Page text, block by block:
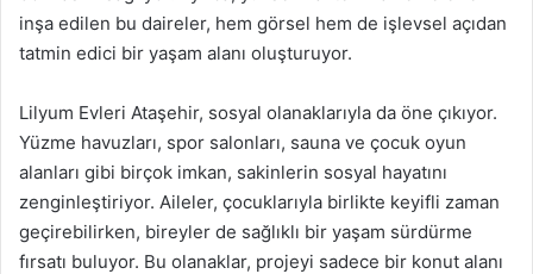
inşa edilen bu daireler, hem görsel hem de işlevsel açıdan
tatmin edici bir yaşam alanı oluşturuyor.
Lilyum Evleri Ataşehir, sosyal olanaklarıyla da öne çıkıyor.
Yüzme havuzları, spor salonları, sauna ve çocuk oyun
alanları gibi birçok imkan, sakinlerin sosyal hayatını
zenginleştiriyor. Aileler, çocuklarıyla birlikte keyifli zaman
geçirebilirken, bireyler de sağlıklı bir yaşam sürdürme
fırsatı buluyor. Bu olanaklar, projeyi sadece bir konut alanı